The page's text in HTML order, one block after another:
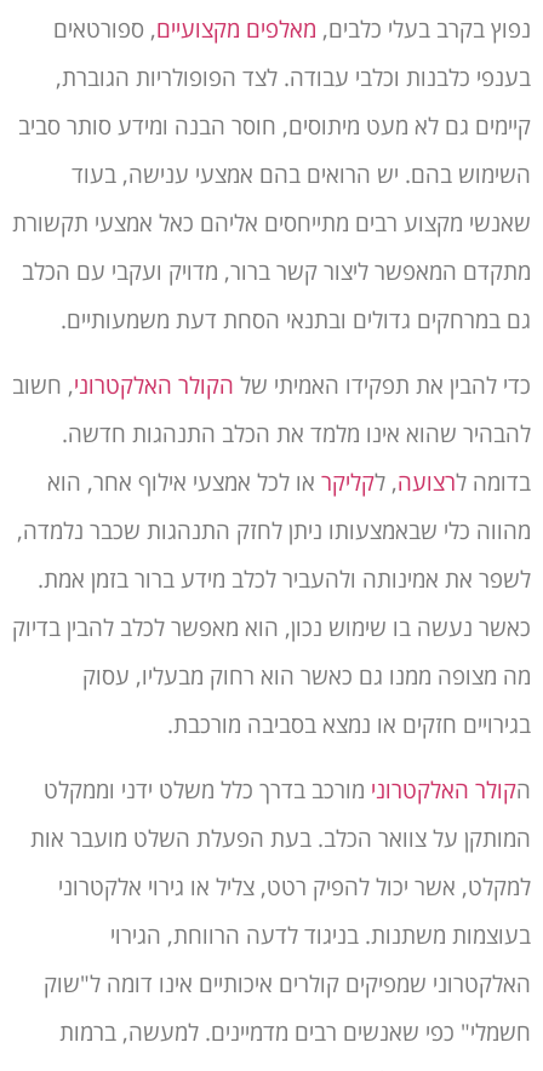
נפוץ בקרב בעלי כלבים,מאלפים מקצועיים, ספורטאים
בענפי כלבנות וכלבי עבודה. לצד הפופולריות הגוברת,
קיימים גם לא מעט מיתוסים, חוסר הבנה ומידע סותר סביב
השימוש בהם. יש הרואים בהם אמצעי ענישה, בעוד
שאנשי מקצוע רבים מתייחסים אליהם כאל אמצעי תקשורת
מתקדם המאפשר ליצור קשר ברור, מדויק ועקבי עם הכלב
גם במרחקים גדולים ובתנאי הסחת דעת משמעותיים.
כדי להבין את תפקידו האמיתי שלהקולר האלקטרוני, חשוב
להבהיר שהוא אינו מלמד את הכלב התנהגות חדשה.
בדומה לרצועה, לקליקראו לכל אמצעי אילוף אחר, הוא
מהווה כלי שבאמצעותו ניתן לחזק התנהגות שכבר נלמדה,
לשפר את אמינותה ולהעביר לכלב מידע ברור בזמן אמת.
כאשר נעשה בו שימוש נכון, הוא מאפשר לכלב להבין בדיוק
מה מצופה ממנו גם כאשר הוא רחוק מבעליו, עסוק
בגירויים חזקים או נמצא בסביבה מורכבת.
הקולר האלקטרונימורכב בדרך כלל משלט ידני וממקלט
המותקן על צוואר הכלב. בעת הפעלת השלט מועבר אות
למקלט, אשר יכול להפיק רטט, צליל או גירוי אלקטרוני
בעוצמות משתנות. בניגוד לדעה הרווחת, הגירוי
האלקטרוני שמפיקים קולרים איכותיים אינו דומה ל"שוק
חשמלי" כפי שאנשים רבים מדמיינים. למעשה, ברמות